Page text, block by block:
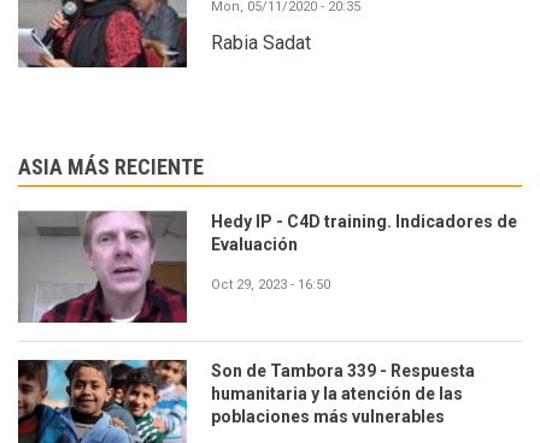
Mon, 05/11/2020 - 20:35
Rabia Sadat
ASIA MÁS RECIENTE
Hedy IP - C4D training. Indicadores de
Evaluación
Oct 29, 2023 - 16:50
Son de Tambora 339 - Respuesta
humanitaria y la atención de las
poblaciones más vulnerables